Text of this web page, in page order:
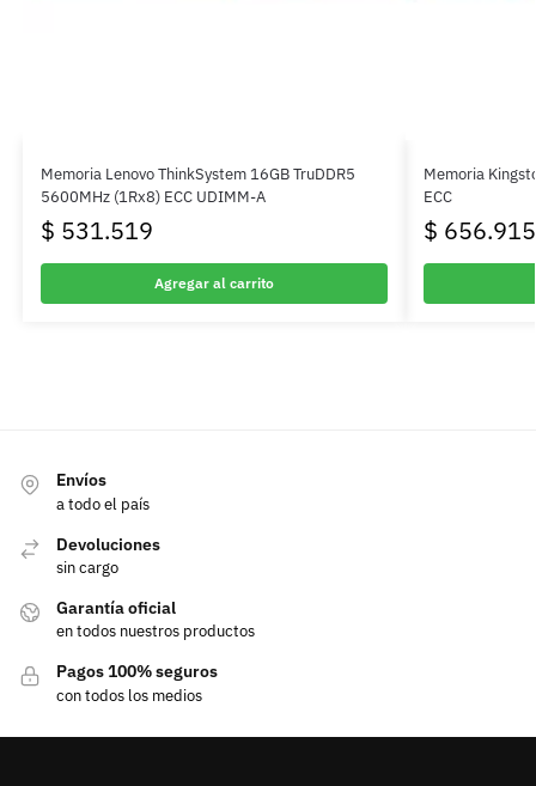
Memoria Lenovo ThinkSystem 16GB TruDDR5
5600MHz (1Rx8) ECC UDIMM-A
$ 531.519
Agregar al carrito
Memoria
ECC
$ 656.915
Envíos
a todo el país
Devoluciones
sin cargo
Garantía oficial
en todos nuestros productos
Pagos 100% seguros
con todos los medios